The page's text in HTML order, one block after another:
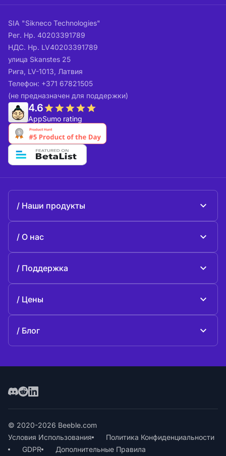
SIA "Sikneco Technologies"
Рег. Нр. 40203391789
НДС. Нр. LV40203391789
улица Skanstes 25
Рига, LV-1013, Латвия
Телефон: +371 67821505
(не предназначен для поддержки)
4.6
AppSumo rating
Наши продукты
О нас
История
Поддержка
Свяжитесь с нами
Цены
Блог
© 2020-2026 Beeble.com
Условия Использования
Политика Конфиденциальности
GDPR
Дополнительные Правила